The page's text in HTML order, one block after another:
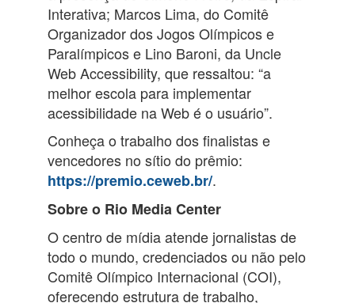
Interativa; Marcos Lima, do Comitê
Organizador dos Jogos Olímpicos e
Paralímpicos e Lino Baroni, da Uncle
Web Accessibility, que ressaltou: “a
melhor escola para implementar
acessibilidade na Web é o usuário”.
Conheça o trabalho dos finalistas e
vencedores no sítio do prêmio:
https://premio.ceweb.br/.
Sobre o Rio Media Center
O centro de mídia atende jornalistas de
todo o mundo, credenciados ou não pelo
Comitê Olímpico Internacional (COI),
oferecendo estrutura de trabalho,